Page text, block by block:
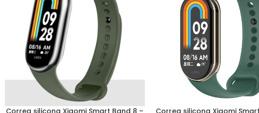
Correa silicona Xiaomi Smart Band 8 –
Correa silicona Xiaomi